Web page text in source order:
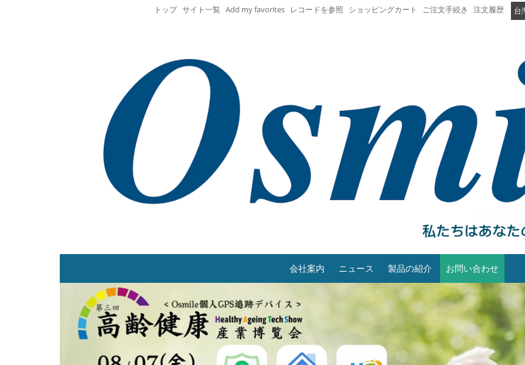
トップ サイト一覧 Add my favorites 台
レコードを参照 ショッピングカート ご注文手続き 注文履歴
会社案内 ニュース 製品の紹介 お問い合わせ